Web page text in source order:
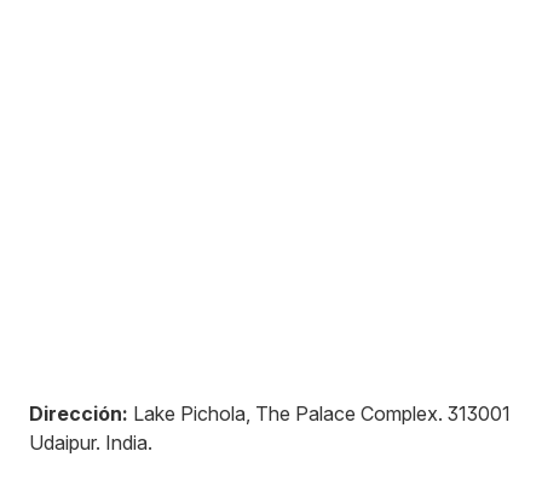
Dirección: Lake Pichola, The Palace Complex. 313001
Udaipur. India.